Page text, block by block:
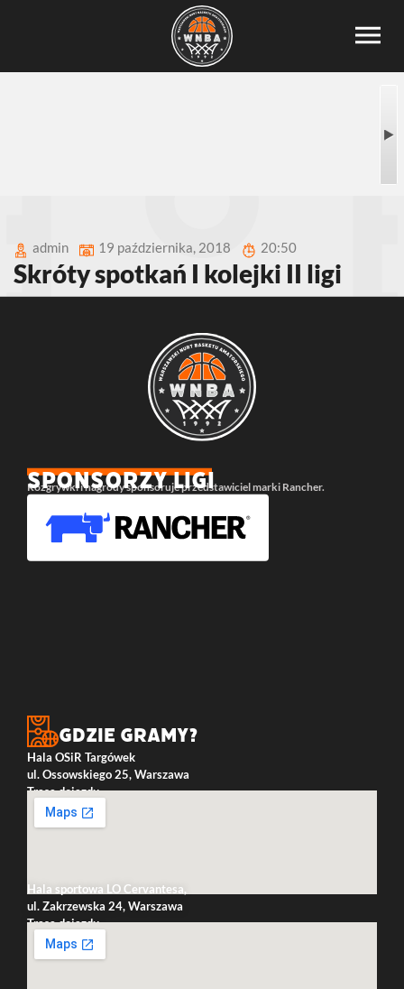
admin 19 października, 2018 20:50
Skróty spotkań I kolejki II ligi
SPONSORZY LIGI
Rozgrywki i nagrody sponsoruje przedstawiciel marki Rancher.
Gdzie gramy?
Hala OSiR Targówek
ul. Ossowskiego 25, Warszawa
Trasa dojazdu
Hala sportowa LO Cervantesa,
ul. Zakrzewska 24, Warszawa
Trasa dojazdu